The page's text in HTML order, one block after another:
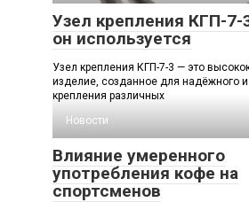
Узел крепления КГП-7-
он используется
Узел крепления КГП-7-3 — это
изделие, созданное для надёжного
крепления различных
Новости
Влияние умеренного
употребления кофе на
спортсменов